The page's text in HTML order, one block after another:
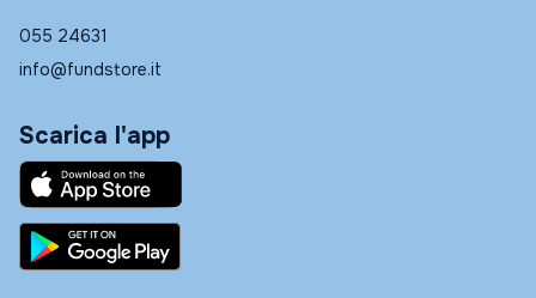
055 24631
info@fundstore.it
Scarica l'app